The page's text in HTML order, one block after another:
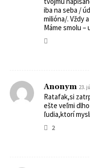
iba na seba /
milióna/. Vždy
Máme smolu –
Anonym 23.
Ratafak,si
ešte veľmi
ľudia,ktorí
2